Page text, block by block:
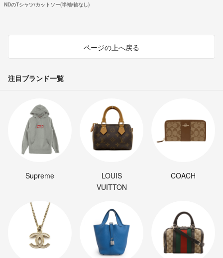
NDのTシャツ/カットソー(半袖/袖なし)
ページの上へ戻る
注目ブランド一覧
Supreme
LOUIS
VUITTON
COACH